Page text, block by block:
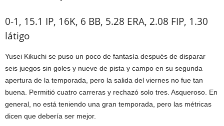
0-1, 15.1 IP, 16K, 6 BB, 5.28 ERA, 2.08 FIP, 1.30
látigo
Yusei Kikuchi se puso un poco de fantasía después de disparar
seis juegos sin goles y nueve de pista y campo en su segunda
apertura de la temporada, pero la salida del viernes no fue tan
buena. Permitió cuatro carreras y rechazó solo tres. Asqueroso. En
general, no está teniendo una gran temporada, pero las métricas
dicen que debería ser mejor.